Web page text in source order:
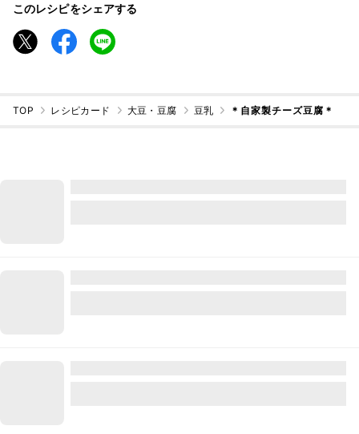
このレシピをシェアする
TOP レシピカード 大豆・豆腐 豆乳 ＊自家製チーズ豆腐＊